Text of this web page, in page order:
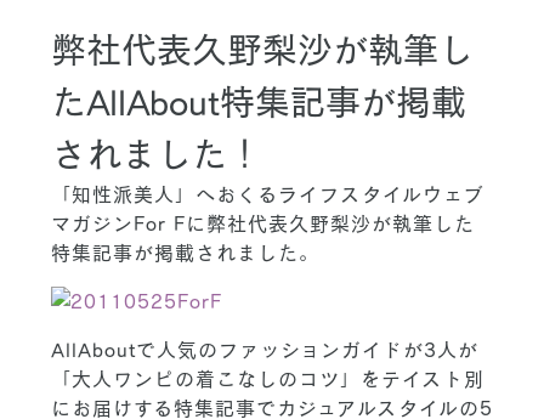
弊社代表久野梨沙が執筆し
たAllAbout特集記事が掲載
されました！
「知性派美人」へおくるライフスタイルウェブ
マガジンFor Fに弊社代表久野梨沙が執筆した
特集記事が掲載されました。
AllAboutで人気のファッションガイドが3人が
「大人ワンピの着こなしのコツ」をテイスト別
にお届けする特集記事でカジュアルスタイルの5